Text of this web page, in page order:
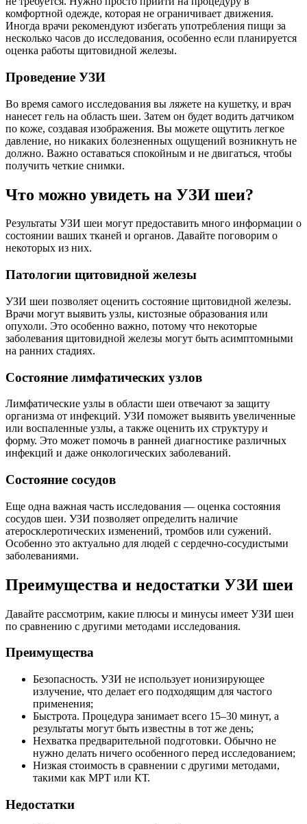
комфортной одежде, которая не ограничивает движения.
Иногда врачи рекомендуют избегать употребления пищи за
несколько часов до исследования, особенно если планируется
оценка работы щитовидной железы.
Проведение УЗИ
Во время самого исследования вы ляжете на кушетку, и врач
нанесет гель на область шеи. Затем он будет водить датчиком
по коже, создавая изображения. Вы можете ощутить легкое
давление, но никаких болезненных ощущений возникнуть не
должно. Важно оставаться спокойным и не двигаться, чтобы
получить четкие снимки.
Что можно увидеть на УЗИ шеи?
Результаты УЗИ шеи могут предоставить много информации о
состоянии ваших тканей и органов. Давайте поговорим о
некоторых из них.
Патологии щитовидной железы
УЗИ шеи позволяет оценить состояние щитовидной железы.
Врачи могут выявить узлы, кистозные образования или
опухоли. Это особенно важно, потому что некоторые
заболевания щитовидной железы могут быть асимптомными
на ранних стадиях.
Состояние лимфатических узлов
Лимфатические узлы в области шеи отвечают за защиту
организма от инфекций. УЗИ поможет выявить увеличенные
или воспаленные узлы, а также оценить их структуру и
форму. Это может помочь в ранней диагностике различных
инфекций и даже онкологических заболеваний.
Состояние сосудов
Еще одна важная часть исследования — оценка состояния
сосудов шеи. УЗИ позволяет определить наличие
атеросклеротических изменений, тромбов или сужений.
Особенно это актуально для людей с сердечно-сосудистыми
заболеваниями.
Преимущества и недостатки УЗИ шеи
Давайте рассмотрим, какие плюсы и минусы имеет УЗИ шеи
по сравнению с другими методами исследования.
Преимущества
Безопасность. УЗИ не использует ионизирующее
излучение, что делает его подходящим для частого
применения;
Быстрота. Процедура занимает всего 15–30 минут, а
результаты могут быть известны в тот же день;
Нехватка предварительной подготовки. Обычно не
нужно делать ничего особенного перед исследованием;
Низкая стоимость в сравнении с другими методами,
такими как МРТ или КТ.
Недостатки